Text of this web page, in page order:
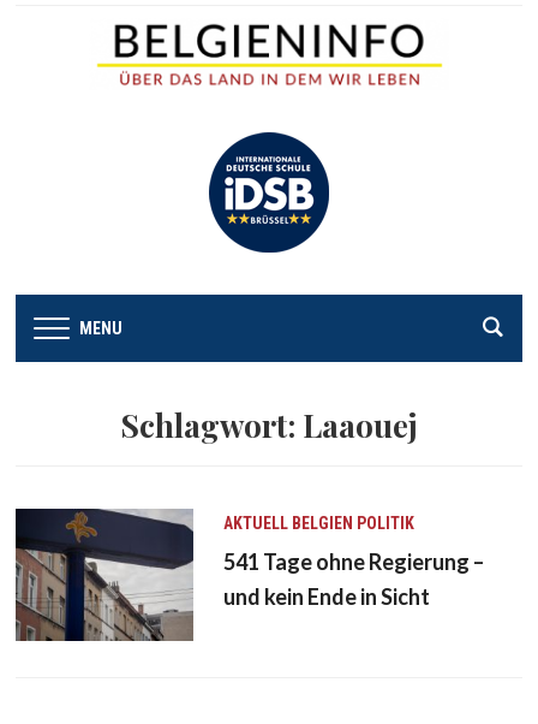
MENU
Schlagwort: Laaouej
AKTUELL BELGIEN POLITIK
541 Tage ohne Regierung –
und kein Ende in Sicht